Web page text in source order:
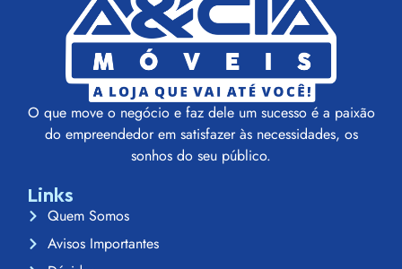
O que move o negócio e faz dele um sucesso é a paixão
do empreendedor em satisfazer às necessidades, os
sonhos do seu público.
Links
Quem Somos
Avisos Importantes